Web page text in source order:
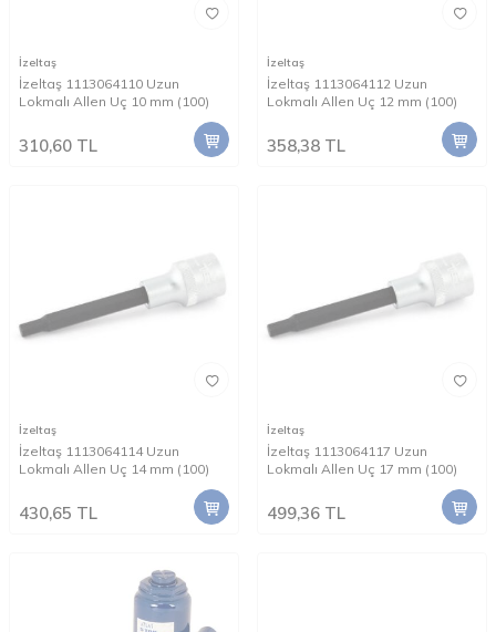
İzeltaş
İzeltaş 1113064110 Uzun
Lokmalı Allen Uç 10 mm (100)
310,60 TL
İzeltaş
İzeltaş 1113064112 Uzun
Lokmalı Allen Uç 12 mm (100)
358,38 TL
İzeltaş
İzeltaş 1113064114 Uzun
Lokmalı Allen Uç 14 mm (100)
430,65 TL
İzeltaş
İzeltaş 1113064117 Uzun
Lokmalı Allen Uç 17 mm (100)
499,36 TL